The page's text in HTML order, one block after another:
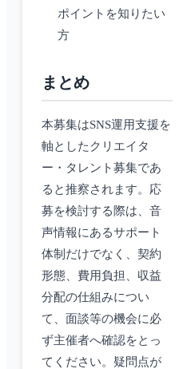
ポイントを知りたい
方
まとめ
本募集はSNS運用支援を
軸としたクリエイタ
ー・タレント募集であ
ると推察されます。応
募を検討する際は、音
声情報にあるサポート
体制だけでなく、契約
形態、費用負担、収益
分配の仕組みについ
て、面談等の機会に必
ず主催者へ確認をとっ
てください。疑問点が